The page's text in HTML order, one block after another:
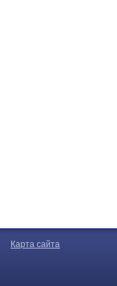
Карта сайта